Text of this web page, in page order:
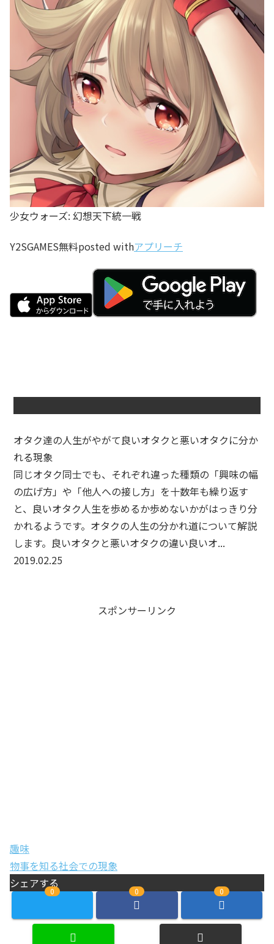
少女ウォーズ: 幻想天下統一戦
Y2SGAMES無料posted withアプリーチ
オタク達の人生がやがて良いオタクと悪いオタクに分か
れる現象
同じオタク同士でも、それぞれ違った種類の「興味の幅
の広げ方」や「他人への接し方」を十数年も繰り返す
と、良いオタク人生を歩めるか歩めないかがはっきり分
かれるようです。オタクの人生の分かれ道について解説
します。良いオタクと悪いオタクの違い良いオ...
2019.02.25
スポンサーリンク
趣味
物事を知る社会での現象
シェアする
0 0 0